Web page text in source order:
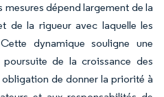
dépend largement de la
de la rigueur avec laquelle les
dynamique souligne une
de la croissance des
de donner la priorité à